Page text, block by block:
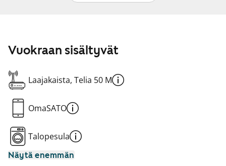
Vuokraan sisältyvät
Laajakaista, Telia 50 M
OmaSATO
Talopesula
Näytä enemmän